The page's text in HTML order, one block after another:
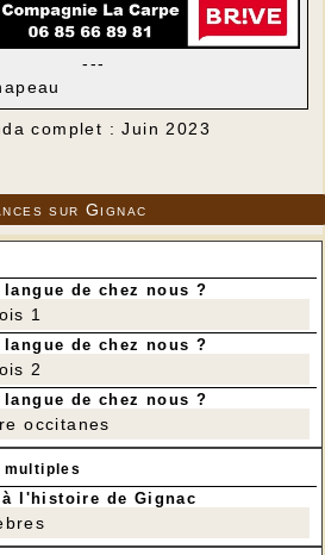
---
complet : Juin 2023
sur Gignac
de chez nous ?
1
de chez nous ?
2
de chez nous ?
occitanes
multiples
l'histoire de Gignac